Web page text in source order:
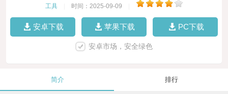
工具 时间：2025-09-09
安卓下载 苹果下载 PC下载
安卓市场，安全绿色
简介 排行